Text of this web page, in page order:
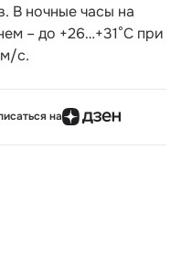
В ночные часы на
– до +26…+31°С при
с.
на